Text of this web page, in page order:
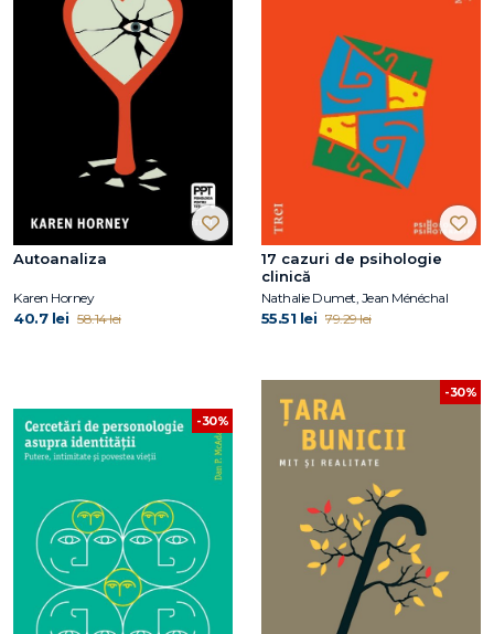
Autoanaliza
Karen Horney
40.7 lei 58.14 lei
17 cazuri de psihologie
clinică
Nathalie Dumet, Jean Ménéchal
55.51 lei 79.29 lei
-30%
-30%